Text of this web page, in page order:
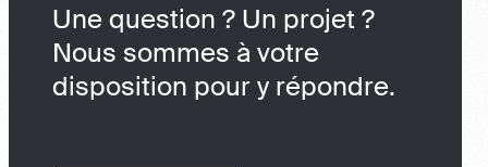
Une question ? Un projet ?
Nous sommes à votre
disposition pour y répondre.